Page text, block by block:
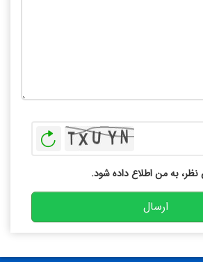
نظر، به من اطلاع داده شود.
ارسال